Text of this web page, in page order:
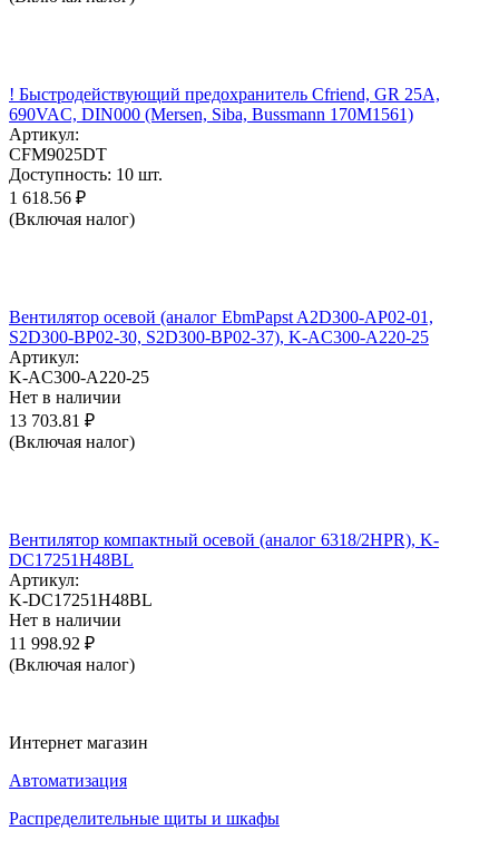
! Быстродействующий предохранитель Cfriend, GR 25А,
690VAC, DIN000 (Mersen, Siba, Bussmann 170M1561)
Артикул:
CFM9025DT
Доступность: 10 шт.
1 618.56 ₽
(Включая налог)
Вентилятор осевой (аналог EbmPapst A2D300-AP02-01,
S2D300-BP02-30, S2D300-BP02-37), K-AC300-A220-25
Артикул:
K-AC300-A220-25
Нет в наличии
13 703.81 ₽
(Включая налог)
Вентилятор компактный осевой (аналог 6318/2HPR), K-
DC17251H48BL
Артикул:
K-DC17251H48BL
Нет в наличии
11 998.92 ₽
(Включая налог)
Интернет магазин
Автоматизация
Распределительные щиты и шкафы